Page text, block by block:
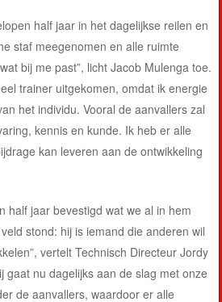
half jaar in het dagelijkse reilen en
staf meegenomen en alle ruimte
bij me past”, licht Jacob Mulenga toe.
trainer uitgekomen, omdat ik energie
het individu. Vooral de aanvallers zal
kennis en kunde. Ik heb er alle
kan leveren aan de ontwikkeling
half jaar bevestigd wat we al in hem
stond: hij is iemand die anderen wil
vertelt Technisch Directeur Jordy
gaat nu dagelijks aan de slag met onze
de aanvallers, waardoor er alle